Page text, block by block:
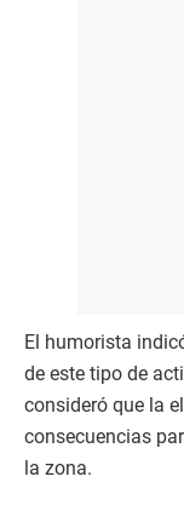
El humorista
de este tipo de
consideró que la
consecuencias
la zona.